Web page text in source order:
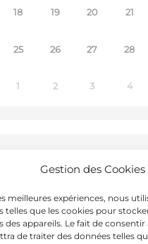
Gestion des Cookies
meilleures expériences, nous
telles que les cookies pour
des appareils. Le fait de
de traiter des données telles
18 19 20 21
25 26 27 28
1 2 3 4
rien !
vous à notre